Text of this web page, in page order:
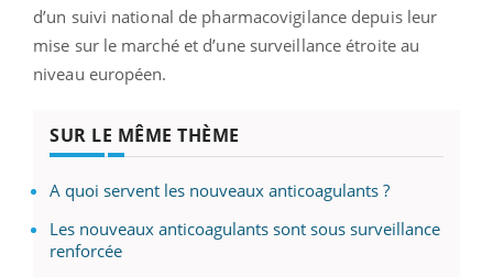
d’un suivi national de pharmacovigilance depuis leur
mise sur le marché et d’une surveillance étroite au
niveau européen.
SUR LE MÊME THÈME
A quoi servent les nouveaux anticoagulants ?
Les nouveaux anticoagulants sont sous surveillance
renforcée